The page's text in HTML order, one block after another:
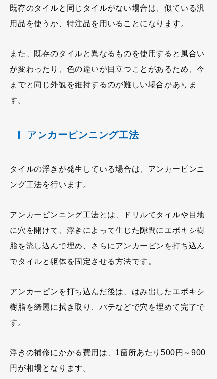
既存のタイルと同じタイルがない場合は、似ている汎
用品を使うか、特注品を用いることになります。
また、既存のタイルと異なるものを使用すると風合い
が変わったり、色の違いが目立つことがあるため、今
までと同じ外観を維持するのが難しい場合がありま
す。
アンカーピンニング工法
タイルの浮きが発生している場合は、アンカーピンニ
ング工法を行います。
アンカーピンニング工法とは、ドリルでタイルや目地
に穴を開けて、浮きによって生じた隙間にエポキシ樹
脂を流し込んで埋め、さらにアンカーピンを打ち込ん
でタイルと躯体を固定させる方法です。
アンカーピンを打ち込んだ後は、はみ出したエポキシ
樹脂を綺麗に拭き取り、パテなどで穴を埋めて完了で
す。
浮きの補修にかかる費用は、1箇所あたり500円～900
円が相場となります。